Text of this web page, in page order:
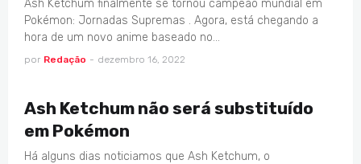
Ash Ketchum finalmente se tornou campeão mundial em
Pokémon: Jornadas Supremas . Agora, está chegando a
hora de um novo anime baseado no…
por Redação - dezembro 16, 2022
Ash Ketchum não será substituído
em Pokémon
Há alguns dias noticiamos que Ash Ketchum, o